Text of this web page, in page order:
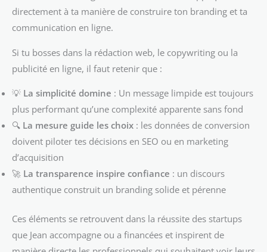
directement à ta manière de construire ton branding et ta
communication en ligne.
Si tu bosses dans la rédaction web, le copywriting ou la
publicité en ligne, il faut retenir que :
💡 La simplicité domine : Un message limpide est toujours
plus performant qu’une complexité apparente sans fond
🔍 La mesure guide les choix : les données de conversion
doivent piloter tes décisions en SEO ou en marketing
d’acquisition
🚀 La transparence inspire confiance : un discours
authentique construit un branding solide et pérenne
Ces éléments se retrouvent dans la réussite des startups
que Jean accompagne ou a financées et inspirent de